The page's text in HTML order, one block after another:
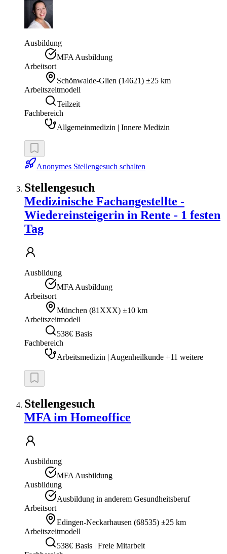
Ausbildung
MFA Ausbildung
Arbeitsort
Schönwalde-Glien (14621) ±25 km
Arbeitszeitmodell
Teilzeit
Fachbereich
Allgemeinmedizin | Innere Medizin
Anonymes Stellengesuch schalten
Stellengesuch
Medizinische Fachangestellte -
Wiedereinsteigerin in Rente - 1 festen
Tag
Ausbildung
MFA Ausbildung
Arbeitsort
München (81XXX) ±10 km
Arbeitszeitmodell
538€ Basis
Fachbereich
Arbeitsmedizin | Augenheilkunde +11 weitere
Stellengesuch
MFA im Homeoffice
Ausbildung
MFA Ausbildung
Ausbildung
Ausbildung in anderem Gesundheitsberuf
Arbeitsort
Edingen-Neckarhausen (68535) ±25 km
Arbeitszeitmodell
538€ Basis | Freie Mitarbeit